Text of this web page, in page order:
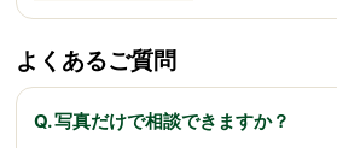
よくあるご質問
Q. 写真だけで相談できますか？